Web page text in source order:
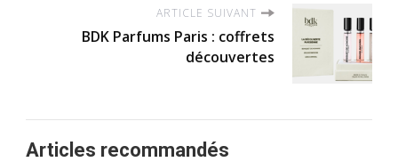
ARTICLE SUIVANT
BDK Parfums Paris : coffrets
découvertes
Articles recommandés